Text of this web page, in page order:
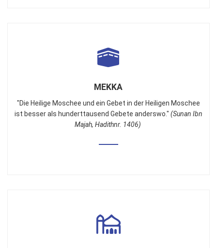
MEKKA
"Die Heilige Moschee und ein Gebet in der Heiligen Moschee
ist besser als hunderttausend Gebete anderswo." (Sunan Ibn
Majah, Hadithnr. 1406)